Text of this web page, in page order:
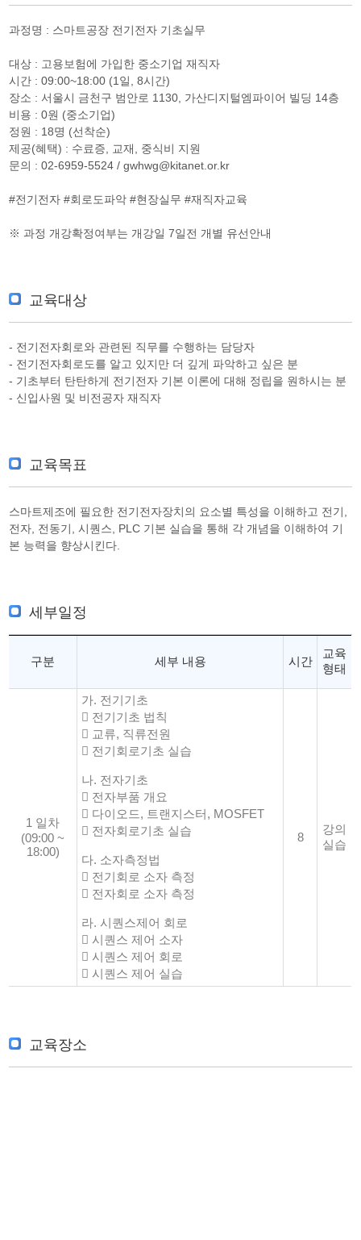
과정명 : 스마트공장 전기전자 기초실무
대상 : 고용보험에 가입한 중소기업 재직자
시간 : 09:00~18:00 (1일, 8시간)
장소 : 서울시 금천구 범안로 1130, 가산디지털엠파이어 빌딩 14층
비용 : 0원 (중소기업)
정원 : 18명 (선착순)
제공(혜택) : 수료증, 교재, 중식비 지원
문의 : 02-6959-5524 / gwhwg@kitanet.or.kr
#전기전자 #회로도파악 #현장실무 #재직자교육
※ 과정 개강확정여부는 개강일 7일전 개별 유선안내
교육대상
- 전기전자회로와 관련된 직무를 수행하는 담당자
- 전기전자회로도를 알고 있지만 더 깊게 파악하고 싶은 분
- 기초부터 탄탄하게 전기전자 기본 이론에 대해 정립을 원하시는 분
- 신입사원 및 비전공자 재직자
교육목표
스마트제조에 필요한 전기전자장치의 요소별 특성을 이해하고 전기,
전자, 전동기, 시퀀스, PLC 기본 실습을 통해 각 개념을 이해하여 기
본 능력을 향상시킨다.
세부일정
구분 세부 내용 시간
교육
형태
1 일차
(09:00 ~
18:00)
가. 전기기초
 전기기초 법칙
 교류, 직류전원
 전기회로기초 실습
나. 전자기초
 전자부품 개요
 다이오드, 트랜지스터, MOSFET
 전자회로기초 실습
다. 소자측정법
 전기회로 소자 측정
 전자회로 소자 측정
라. 시퀀스제어 회로
 시퀀스 제어 소자
 시퀀스 제어 회로
 시퀀스 제어 실습
8
강의
실습
교육장소